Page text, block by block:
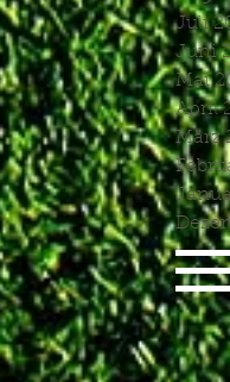
Juli
Juni
Mai
April
März